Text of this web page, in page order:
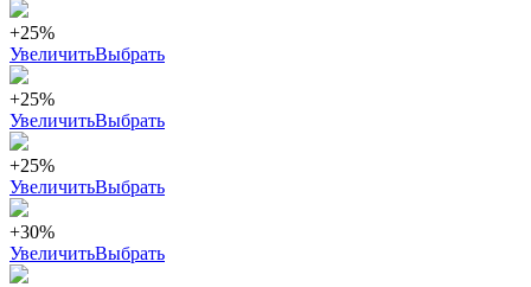
+25%
УвеличитьВыбрать
+25%
УвеличитьВыбрать
+25%
УвеличитьВыбрать
+30%
УвеличитьВыбрать